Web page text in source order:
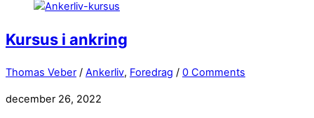
Kursus i ankring
Thomas Veber / Ankerliv, Foredrag / 0 Comments
december 26, 2022